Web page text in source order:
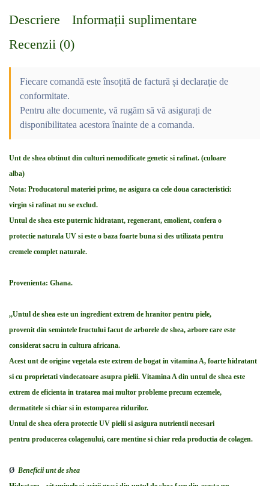
Descriere
Informații suplimentare
Recenzii (0)
Fiecare comandă este însoțită de factură și declarație de
conformitate.
Pentru alte documente, vă rugăm să vă asigurați de
disponibilitatea acestora înainte de a comanda.
Unt de shea obtinut din culturi nemodificate genetic si rafinat. (culoare
alba)
Nota: Producatorul materiei prime, ne asigura ca cele doua caracteristici:
virgin si rafinat nu se exclud.
Untul de shea este puternic hidratant, regenerant, emolient, confera o
protectie naturala UV si este o baza foarte buna si des utilizata pentru
cremele complet naturale.
Provenienta: Ghana.
,,Untul de shea este un ingredient extrem de hranitor pentru piele,
provenit din semintele fructului facut de arborele de shea, arbore care este
considerat sacru in cultura africana.
Acest unt de origine vegetala este extrem de bogat in vitamina A, foarte hidratant
si cu proprietati vindecatoare asupra pielii. Vitamina A din untul de shea este
extrem de eficienta in tratarea mai multor probleme precum eczemele,
dermatitele si chiar si in estomparea ridurilor.
Untul de shea ofera protectie UV pielii si asigura nutrientii necesari
pentru producerea colagenului, care mentine si chiar reda productia de colagen.
Ø Beneficii unt de shea